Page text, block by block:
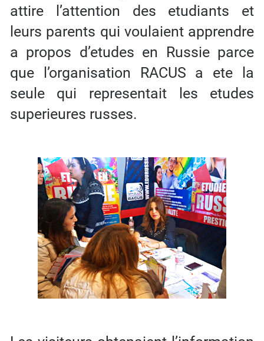
attire l’attention des etudiants et
leurs parents qui voulaient apprendre
a propos d’etudes en Russie parce
que l’organisation RACUS a ete la
seule qui representait les etudes
superieures russes.